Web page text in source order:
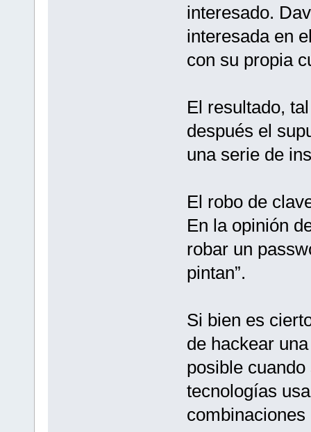
interesado.
interesada en
con su propia
El resultado,
después el
una serie de
El robo de
En la opinión
robar un
pintan”.
Si bien es
de hackear
posible
tecnologías
combinaciones